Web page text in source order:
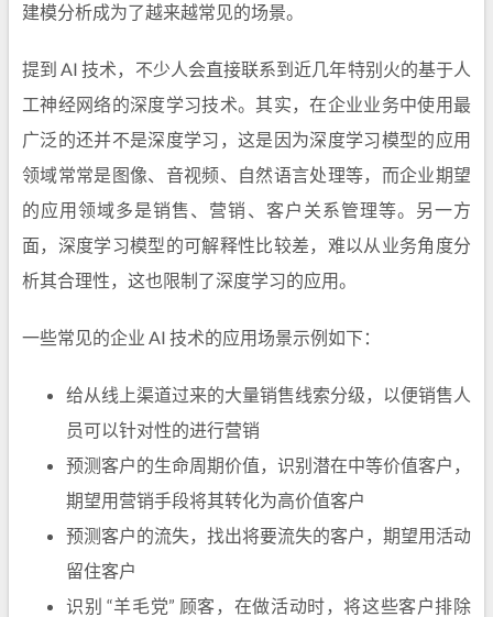
建模分析成为了越来越常见的场景。
提到 AI 技术，不少人会直接联系到近几年特别火的基于人
工神经网络的深度学习技术。其实，在企业业务中使用最
广泛的还并不是深度学习，这是因为深度学习模型的应用
领域常常是图像、音视频、自然语言处理等，而企业期望
的应用领域多是销售、营销、客户关系管理等。另一方
面，深度学习模型的可解释性比较差，难以从业务角度分
析其合理性，这也限制了深度学习的应用。
一些常见的企业 AI 技术的应用场景示例如下：
给从线上渠道过来的大量销售线索分级，以便销售人
员可以针对性的进行营销
预测客户的生命周期价值，识别潜在中等价值客户，
期望用营销手段将其转化为高价值客户
预测客户的流失，找出将要流失的客户，期望用活动
留住客户
识别 “羊毛党” 顾客，在做活动时，将这些客户排除